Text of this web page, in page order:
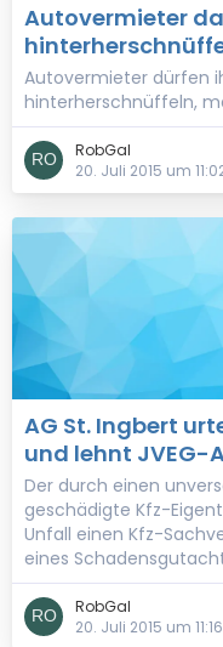
Autovermieter
Autovermieter dürfen
hinterherschnüffeln,
RobGal
20. Juli 2015 um
AG St. Ingbert
und lehnt JVEG-
Der durch einen
geschädigte Kfz-
Unfall einen Kfz-
eines
RobGal
20. Juli 2015 um 11:16